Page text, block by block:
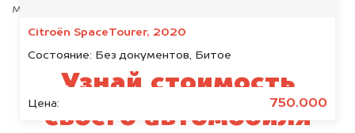
Citroën SpaceTourer, 2020
Состояние: Без документов, Битое
Цена: 750.000
максимально быстро!
Узнай стоимость
своего автомобиля